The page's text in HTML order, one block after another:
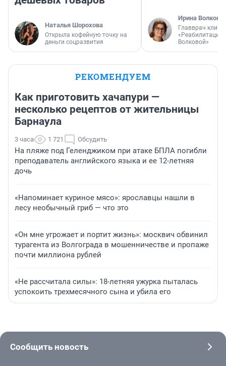
Наталья Шорохова
Открыла кофейную точку на
деньги соцразвития
Ирина Волкова
Главврач
«Реабилитация
Волковой»
РЕКОМЕНДУЕМ
Как приготовить хачапури —
несколько рецептов от жительницы
Барнаула
3 часа 1 721 Обсудить
На пляже под Геленджиком при атаке БПЛА погибли
преподаватель английского языка и ее 12-летняя
дочь
«Напоминает куриное мясо»: ярославцы нашли в
лесу необычный гриб — что это
«Он мне угрожает и портит жизнь»: москвич обвинил
турагента из Волгограда в мошенничестве и пропаже
почти миллиона рублей
«Не рассчитала силы»: 18-летняя ужурка пыталась
успокоить трехмесячного сына и убила его
Сообщить новость